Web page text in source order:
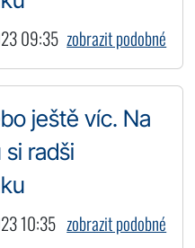
09:35 zobrazit podobné
ještě víc. Na
radši
10:35 zobrazit podobné